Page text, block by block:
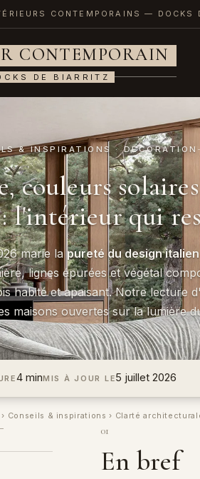
CONTEMPORAINS — DOCKS
CONTEMPORAIN
DE BIARRITZ
& INSPIRATIONS · DÉCORATION
couleurs
l'intérieur qui
marie la pureté du design italien
lignes épurées et végétal
habité et apaisant. Notre lecture
maisons ouvertes sur la lumière
4 minMIS À JOUR LE5 juillet 2026
› Conseils & inspirations › Clarté
01
En bref